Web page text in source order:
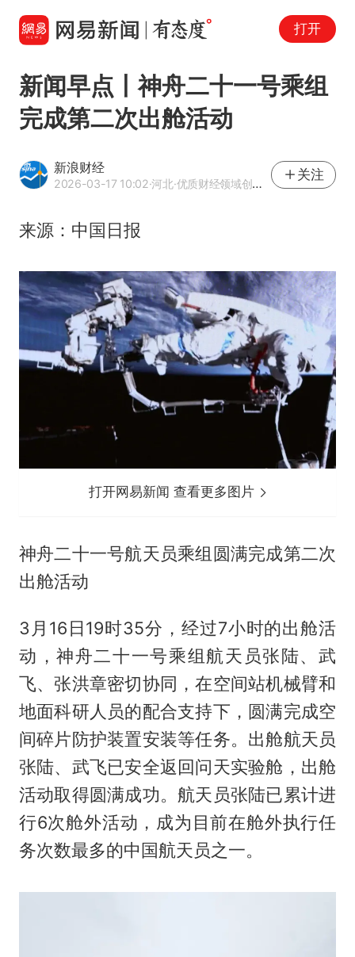
打开
新闻早点丨神舟二十一号乘组
完成第二次出舱活动
新浪财经
2026-03-17 10:02·河北·优质财经领域创作者
关注
来源：中国日报
打开网易新闻 查看更多图片
神舟二十一号航天员乘组圆满完成第二次
出舱活动
3月16日19时35分，经过7小时的出舱活
动，神舟二十一号乘组航天员张陆、武
飞、张洪章密切协同，在空间站机械臂和
地面科研人员的配合支持下，圆满完成空
间碎片防护装置安装等任务。出舱航天员
张陆、武飞已安全返回问天实验舱，出舱
活动取得圆满成功。航天员张陆已累计进
行6次舱外活动，成为目前在舱外执行任
务次数最多的中国航天员之一。